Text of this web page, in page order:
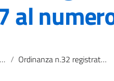
Ordinanza n.32 registrata il 22/06/2017 al numero 1453